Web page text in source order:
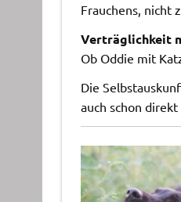
Frauchens, nicht
Verträglichkeit
Ob Oddie mit
Die
auch schon